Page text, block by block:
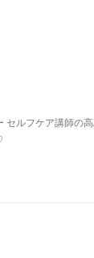
ルフケア講師の